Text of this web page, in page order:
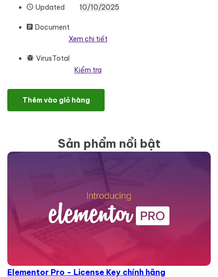
Updated 10/10/2025
Document
Xem chi tiết
VirusTotal
Kiểm tra
Opet - Veterinary & Pet Care Elementor Template Kit số lượng
Thêm vào giỏ hàng
Sản phẩm nổi bật
Elementor Pro - License Key chính hãng